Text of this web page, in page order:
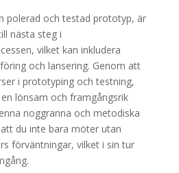
polerad och testad prototyp, är
nästa steg i
vilket kan inkludera
och lansering. Genom att
i prototyping och testning,
lönsam och framgångsrik
noggranna och metodiska
du inte bara möter utan
förväntningar, vilket i sin tur